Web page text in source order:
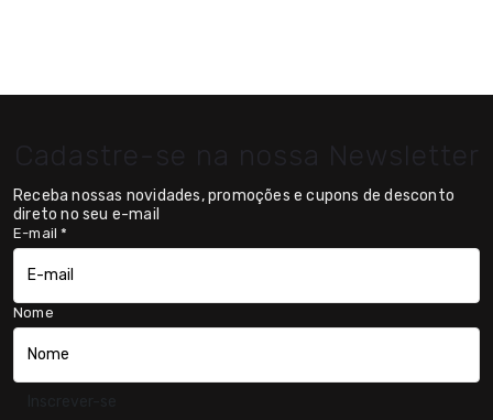
Cadastre-se na nossa Newsletter
Receba nossas novidades, promoções e cupons de desconto
direto no seu e-mail
E-mail*
Nome